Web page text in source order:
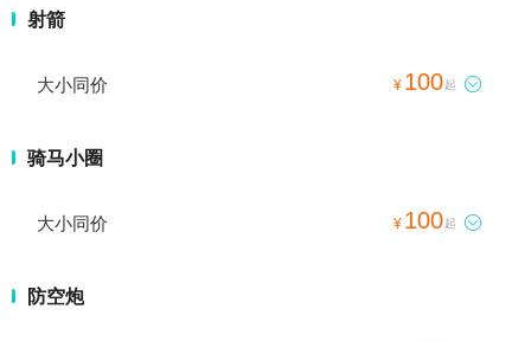
射箭
大小同价 ¥ 100起 
骑马小圈
大小同价 ¥ 100起 
防空炮